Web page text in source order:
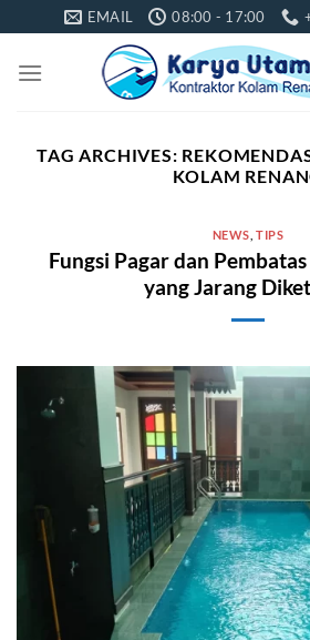
to
content
EMAIL 08:00 - 17:00
TAG ARCHIVES:
KOLAM
NEWS ,TIPS
Fungsi Pagar dan
yang Jarang